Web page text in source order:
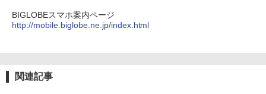
BIGLOBEスマホ案内ページ
http://mobile.biglobe.ne.jp/index.html
関連記事